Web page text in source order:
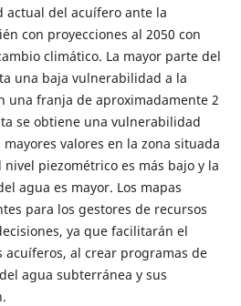
actual del acuífero ante la
con proyecciones al 2050 con
climático. La mayor parte del
una baja vulnerabilidad a la
una franja de aproximadamente 2
se obtiene una vulnerabilidad
valores en la zona situada
piezométrico es más bajo y la
agua es mayor. Los mapas
para los gestores de recursos
ya que facilitarán el
acuíferos, al crear programas de
agua subterránea y sus